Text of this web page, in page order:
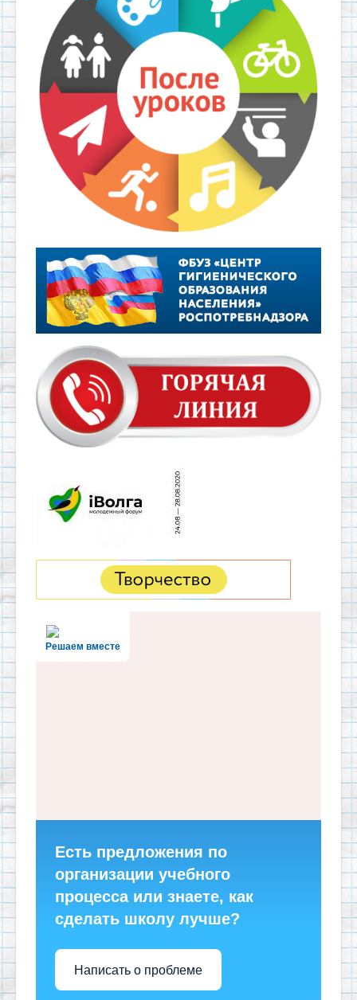
Решаем вместе
Есть предложения по
организации учебного
процесса или знаете, как
сделать школу лучше?
Написать о проблеме